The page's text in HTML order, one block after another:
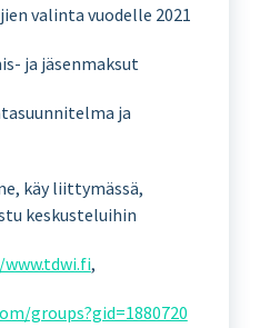
valinta vuodelle 2021
ja jäsenmaksut
ja
käy liittymässä,
keskusteluihin
,
groups?gid=1880720